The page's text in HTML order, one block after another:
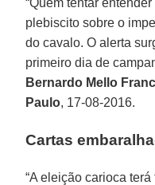
plebiscito sobre o
do cavalo. O alerta
primeiro dia de
Bernardo Mello
Paulo, 17-08-2016.
Cartas
“A eleição carioca